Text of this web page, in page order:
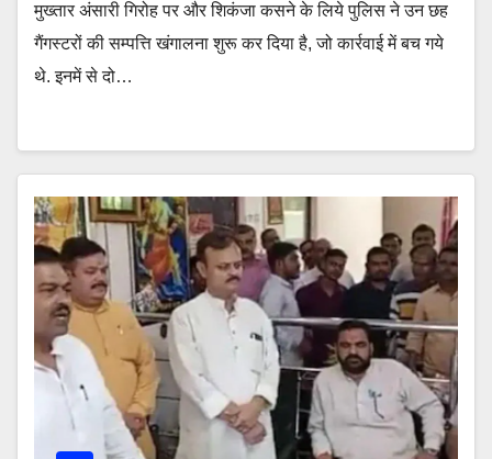
मुख्तार अंसारी गिरोह पर और शिकंजा कसने के लिये पुलिस ने उन छह
गैंगस्टरों की सम्पत्ति खंगालना शुरू कर दिया है, जो कार्रवाई में बच गये
थे. इनमें से दो…